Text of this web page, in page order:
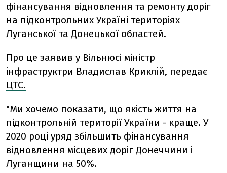
фінансування відновлення та ремонту доріг
на підконтрольних Україні територіях
Луганської та Донецької областей.
Про це заявив у Вільнюсі міністр
інфраструктри Владислав Криклій, передає
ЦТС.
"Ми хочемо показати, що якість життя на
підконтрольній території України - краще. У
2020 році уряд збільшить фінансування
відновлення місцевих доріг Донеччини і
Луганщини на 50%.